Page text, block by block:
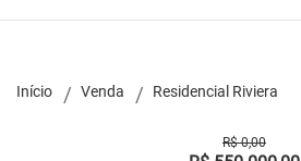
Início Venda Residencial Riviera
R$ 0,00